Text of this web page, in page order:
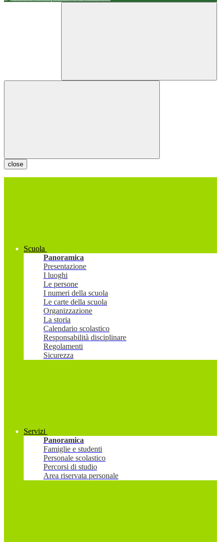
close
Scuola
Panoramica
Presentazione
I luoghi
Le persone
I numeri della scuola
Le carte della scuola
Organizzazione
La storia
Calendario scolastico
Responsabilità disciplinare
Regolamenti
Sicurezza
Servizi
Panoramica
Famiglie e studenti
Personale scolastico
Percorsi di studio
Area riservata personale